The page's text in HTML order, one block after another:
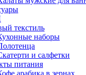
текстиль
наборы
и салфетки
питания
арабика в зернах